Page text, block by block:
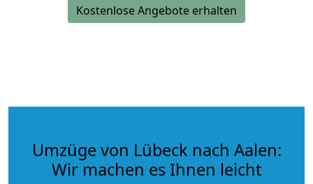
Kostenlose Angebote erhalten
Umzüge von Lübeck nach Aalen:
Wir machen es Ihnen leicht